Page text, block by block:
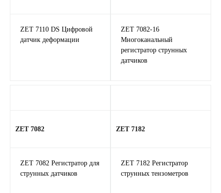
ZET 7110 DS Цифровой
датчик деформации
ZET 7082-16
Многоканальный
регистратор струнных
датчиков
ZET 7082
ZET 7082 Регистратор для
струнных датчиков
ZET 7182
ZET 7182 Регистратор
струнных тензометров